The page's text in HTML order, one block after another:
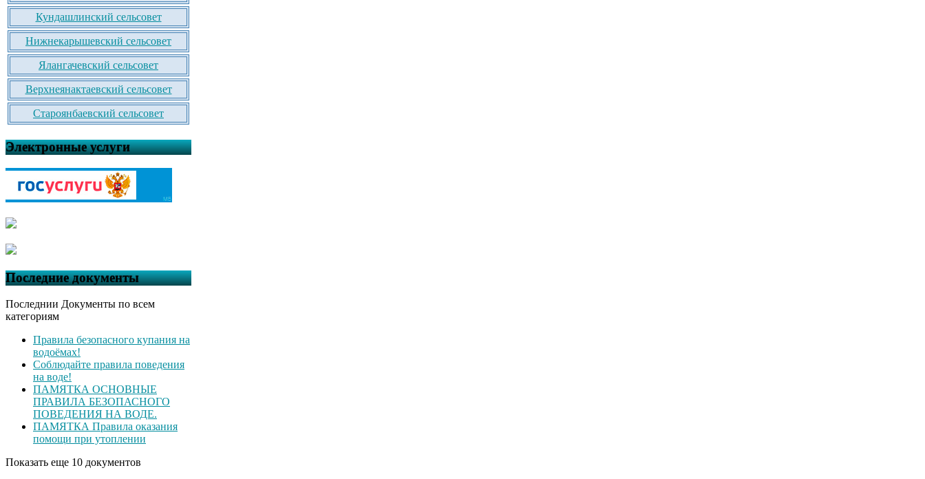
Кундашлинский сельсовет
Нижнекарышевский сельсовет
Ялангачевский сельсовет
Верхнеянактаевский сельсовет
Староянбаевский сельсовет
Электронные услуги
Последние документы
Последнии Документы по всем
категориям
Правила безопасного купания на
водоёмах!
Соблюдайте правила поведения
на воде!
ПАМЯТКА ОСНОВНЫЕ
ПРАВИЛА БЕЗОПАСНОГО
ПОВЕДЕНИЯ НА ВОДЕ.
ПАМЯТКА Правила оказания
помощи при утоплении
Показать еще 10 документов